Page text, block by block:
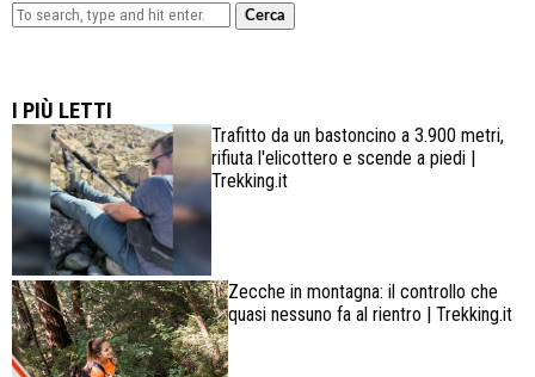
Cerca
I PIÙ LETTI
Trafitto da un bastoncino a 3.900 metri,
rifiuta l'elicottero e scende a piedi |
Trekking.it
Zecche in montagna: il controllo che
quasi nessuno fa al rientro | Trekking.it